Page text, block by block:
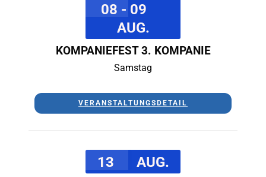
08 - 09
AUG.
KOMPANIEFEST 3. KOMPANIE
Samstag
VERANSTALTUNGSDETAIL
13 AUG.